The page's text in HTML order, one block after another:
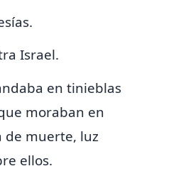
Israel.
en tinieblas
moraban en
de muerte, luz
ellos.